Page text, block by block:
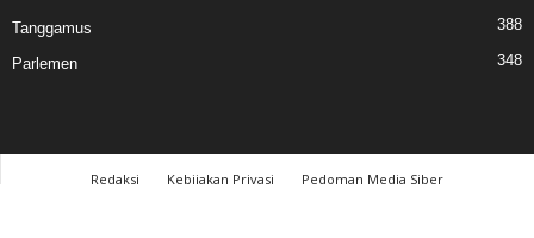
Tanggamus 388
Parlemen 348
Redaksi Kebijakan Privasi
Pedoman Media Siber